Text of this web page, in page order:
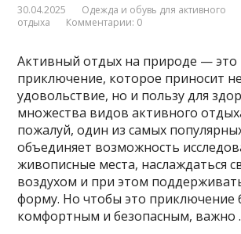
30.04.2025
Одежда и обувь для активного
отдыха
Комментарии: 0
Активный отдых на природе — это
приключение, которое приносит
удовольствие, но и пользу для
множества видов активного
пожалуй, один из самых
объединяет возможность
живописные места, наслаждаться
воздухом и при этом
форму. Но чтобы это приключение
комфортным и безопасным, важно